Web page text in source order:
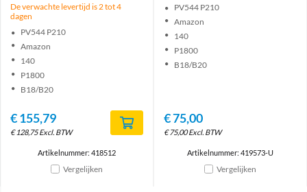
De verwachte levertijd is 2 tot 4
dagen
PV544 P210
Amazon
140
P1800
B18/B20
€155,79
€128,75 Excl. BTW
Artikelnummer: 418512
Vergelijken
PV544 P210
Amazon
140
P1800
B18/B20
€75,00
€75,00 Excl. BTW
Artikelnummer: 419573-U
Vergelijken